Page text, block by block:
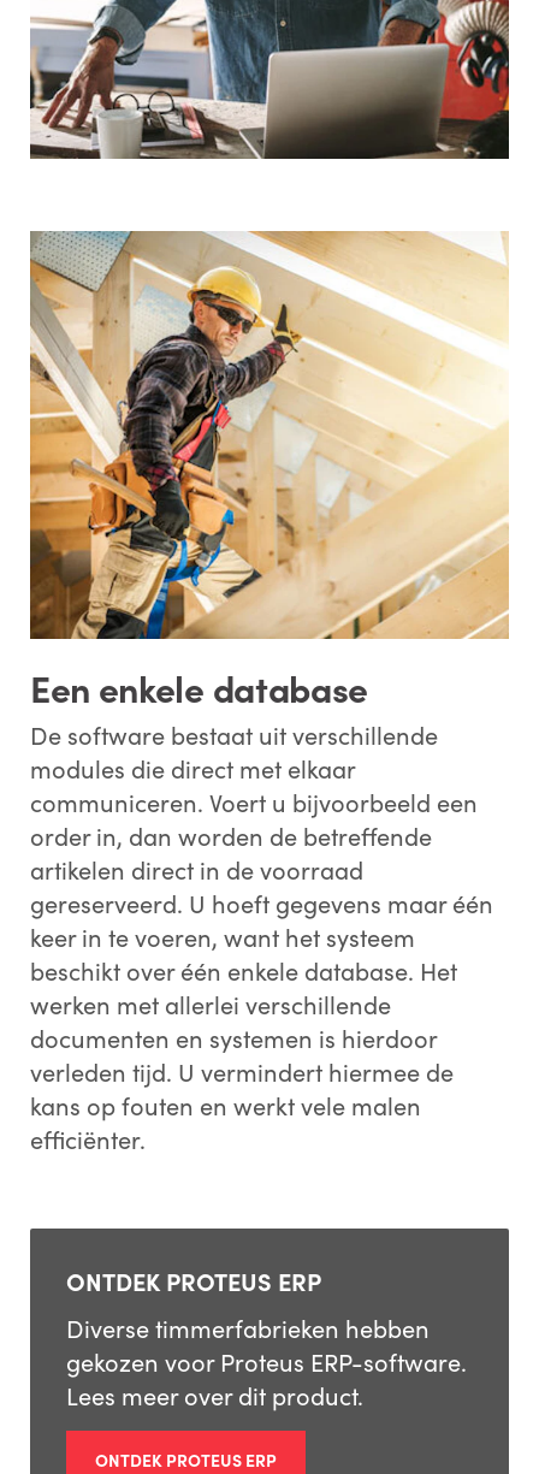
Een enkele database
De software bestaat uit verschillende
modules die direct met elkaar
communiceren. Voert u bijvoorbeeld een
order in, dan worden de betreffende
artikelen direct in de voorraad
gereserveerd. U hoeft gegevens maar één
keer in te voeren, want het systeem
beschikt over één enkele database. Het
werken met allerlei verschillende
documenten en systemen is hierdoor
verleden tijd. U vermindert hiermee de
kans op fouten en werkt vele malen
efficiënter.
ONTDEK PROTEUS ERP
Diverse timmerfabrieken hebben
gekozen voor Proteus ERP-software.
Lees meer over dit product.
ONTDEK PROTEUS ERP